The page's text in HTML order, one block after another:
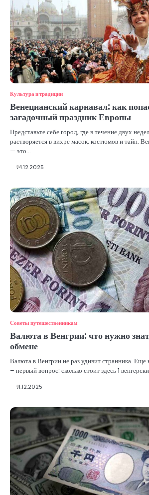
Культура и традиции
Венецианский карнавал: как
загадочный праздник Европы
Представьте себе город, где в течение двух
растворяется в вихре масок, костюмов и тайн.
— это…
14.12.2025
Советы путешественникам
Валюта в Венгрии: что нужно
обмене
Валюта в Венгрии не раз удивит странника.
– первый вопрос: сколько стоит здесь 1
11.12.2025